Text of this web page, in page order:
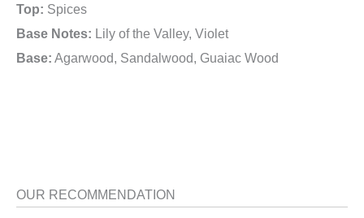
Top: Spices
Base Notes: Lily of the Valley, Violet
Base: Agarwood, Sandalwood, Guaiac Wood
OUR RECOMMENDATION